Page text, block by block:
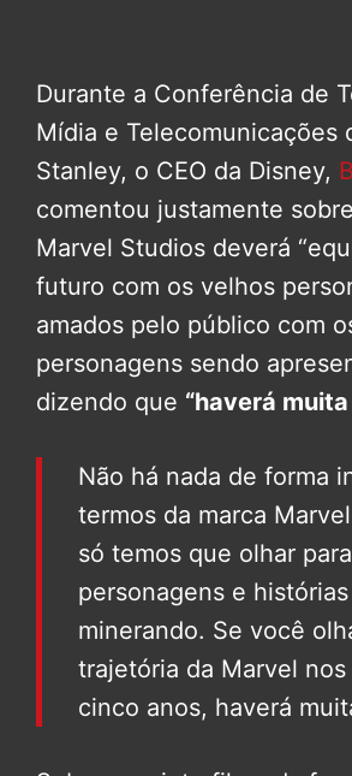
Durante a Conferência de
Mídia e Telecomunicações
Stanley, o CEO da Disney,
comentou justamente
Marvel Studios deverá
futuro com os velhos
amados pelo público com
personagens sendo
dizendo que “haverá
Não há nada de forma
termos da marca
só temos que olhar
personagens e
minerando. Se você
trajetória da Marvel
cinco anos, haverá